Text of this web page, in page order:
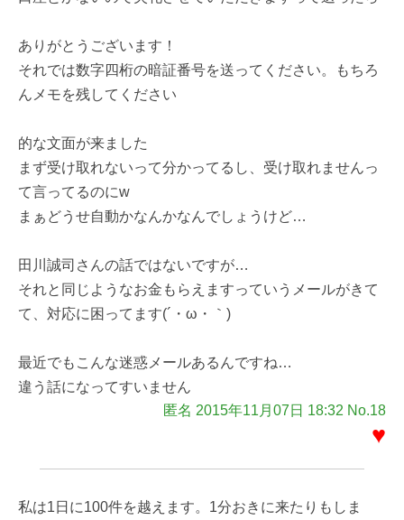
ありがとうございます！
それでは数字四桁の暗証番号を送ってください。もちろ
んメモを残してください
的な文面が来ました
まず受け取れないって分かってるし、受け取れませんっ
て言ってるのにw
まぁどうせ自動かなんかなんでしょうけど…
田川誠司さんの話ではないですが…
それと同じようなお金もらえますっていうメールがきて
て、対応に困ってます(´・ω・｀)
最近でもこんな迷惑メールあるんですね…
違う話になってすいません
匿名 2015年11月07日 18:32 No.18
♥
私は1日に100件を越えます。1分おきに来たりもしま